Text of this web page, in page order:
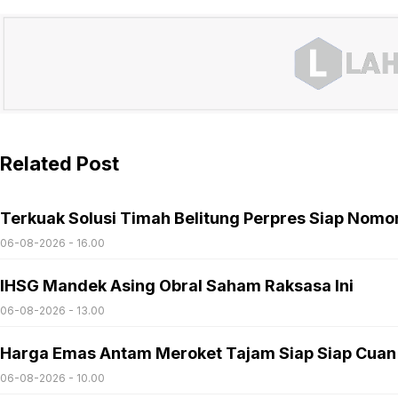
Related Post
Terkuak Solusi Timah Belitung Perpres Siap
06-08-2026 - 16.00
IHSG Mandek Asing Obral Saham Raksasa Ini
06-08-2026 - 13.00
Harga Emas Antam Meroket Tajam Siap Siap Cuan
06-08-2026 - 10.00